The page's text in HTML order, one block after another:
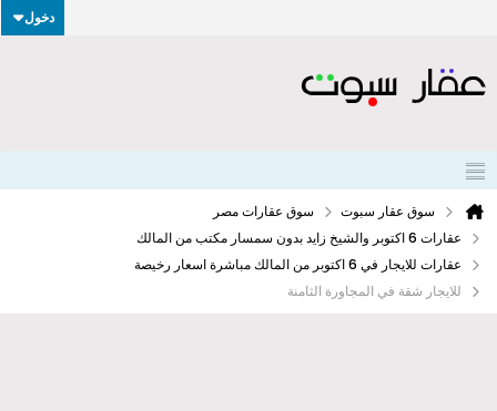
دخول
سوق عقار سبوت
سوق عقارات مصر
عقارات 6 اكتوبر والشيخ زايد بدون سمسار مكتب من المالك
عقارات للايجار في 6 اكتوبر من المالك مباشرة اسعار رخيصة
للايجار شقة في المجاورة الثامنة